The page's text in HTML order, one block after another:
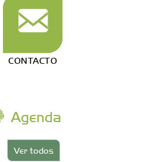
CONTACTO
Agenda
Ver todos